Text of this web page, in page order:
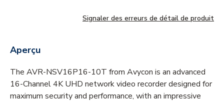
Signaler des erreurs de détail de produit
Aperçu
The AVR-NSV16P16-10T from Avycon is an advanced
16-Channel 4K UHD network video recorder designed for
maximum security and performance, with an impressive